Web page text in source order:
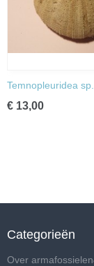
Temnopleuridea sp.
€ 13,00
Categorieën
Over